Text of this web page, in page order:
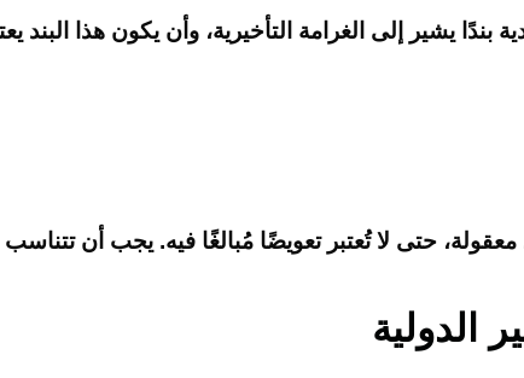
بندًا يشير إلى الغرامة التأخيرية، وأن يكون هذا
حتى لا تُعتبر تعويضًا مُبالغًا فيه. يجب أن تتناسب
الدولية